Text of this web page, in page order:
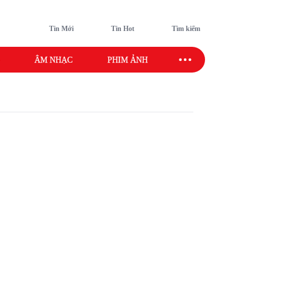
Tin Mới Tin Hot Tìm kiếm
ÂM NHẠC PHIM ẢNH SAO SPORT